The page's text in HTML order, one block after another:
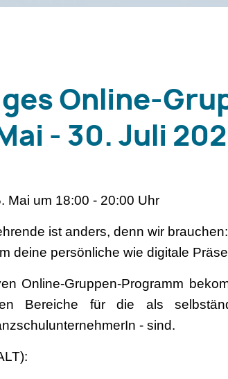
Online-
- 30. Juli
Mai um 18:00 - 20:00 Uhr
ist anders, denn wir
deine persönliche wie digitale
Online-Gruppen-Programm
Bereiche für die als
- sind.